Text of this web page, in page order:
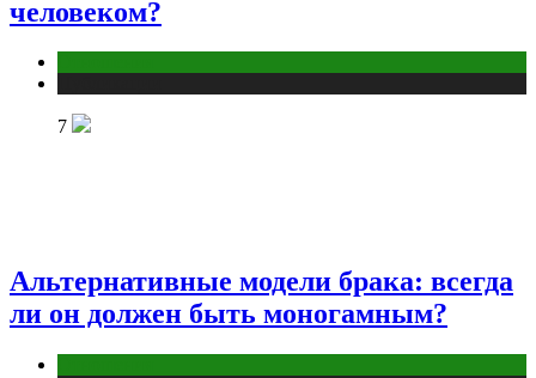
человеком?
7
Альтернативные модели брака: всегда
ли он должен быть моногамным?